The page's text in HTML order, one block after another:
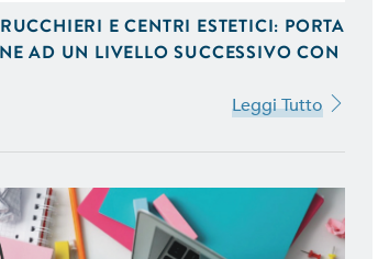
E CENTRI ESTETICI: PORTA
AD UN LIVELLO SUCCESSIVO CON
Leggi Tutto
Mobile e